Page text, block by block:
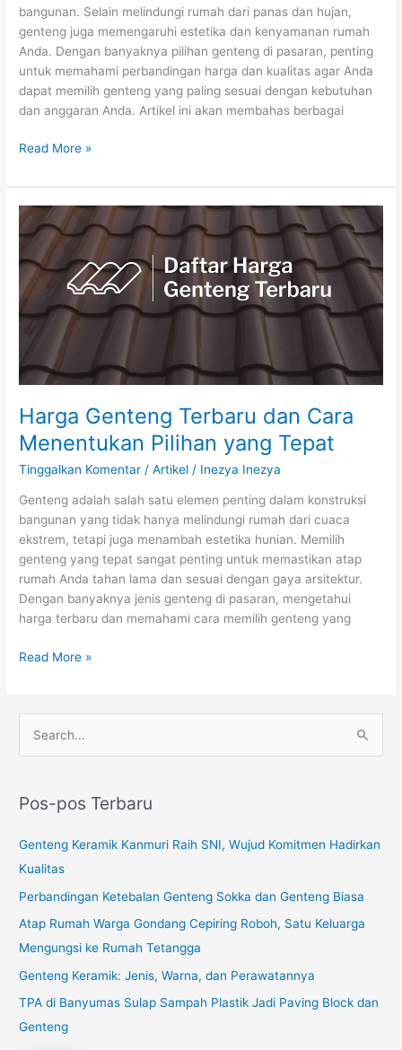
bangunan. Selain melindungi rumah dari panas dan hujan,
genteng juga memengaruhi estetika dan kenyamanan rumah
Anda. Dengan banyaknya pilihan genteng di pasaran, penting
untuk memahami perbandingan harga dan kualitas agar Anda
dapat memilih genteng yang paling sesuai dengan kebutuhan
dan anggaran Anda. Artikel ini akan membahas berbagai
Read More »
Harga Genteng Terbaru dan Cara
Menentukan Pilihan yang Tepat
Tinggalkan Komentar /Artikel / Inezya Inezya
Genteng adalah salah satu elemen penting dalam konstruksi
bangunan yang tidak hanya melindungi rumah dari cuaca
ekstrem, tetapi juga menambah estetika hunian. Memilih
genteng yang tepat sangat penting untuk memastikan atap
rumah Anda tahan lama dan sesuai dengan gaya arsitektur.
Dengan banyaknya jenis genteng di pasaran, mengetahui
harga terbaru dan memahami cara memilih genteng yang
Harga
Genteng
Terbaru
dan
Cara
Menentukan
Pilihan
yang
Tepat
Read More »
i
k
:
Pos-pos Terbaru
Genteng Keramik Kanmuri Raih SNI, Wujud Komitmen Hadirkan
Kualitas
Perbandingan Ketebalan Genteng Sokka dan Genteng Biasa
Atap Rumah Warga Gondang Cepiring Roboh, Satu Keluarga
Mengungsi ke Rumah Tetangga
Genteng Keramik: Jenis, Warna, dan Perawatannya
TPA di Banyumas Sulap Sampah Plastik Jadi Paving Block dan
Genteng